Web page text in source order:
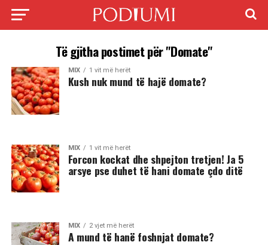
Të gjitha postimet për "Domate"
MIX 1 vit më herët
Kush nuk mund të hajë domate?
MIX 1 vit më herët
Forcon kockat dhe shpejton tretjen! Ja 5
arsye pse duhet të hani domate çdo ditë
MIX 2 vjet më herët
A mund të hanë foshnjat domate?